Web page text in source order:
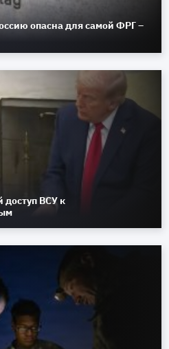
опасна для самой ФРГ –
ВСУ к